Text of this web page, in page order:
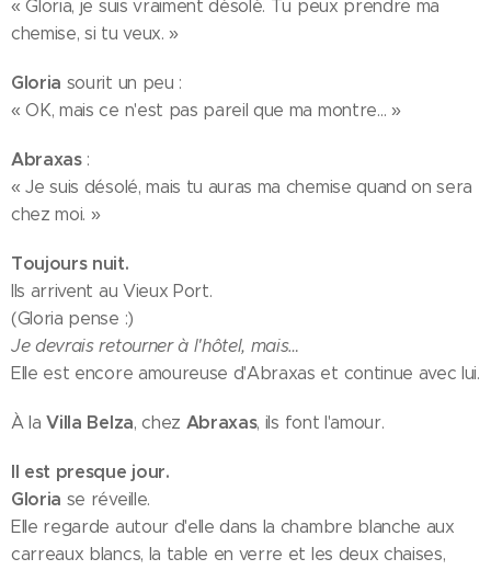
« Gloria, je suis vraiment désolé. Tu peux prendre ma
chemise, si tu veux. »
Gloria sourit un peu :
« OK, mais ce n'est pas pareil que ma montre… »
Abraxas:
« Je suis désolé, mais tu auras ma chemise quand on sera
chez moi. »
Toujours nuit.
Ils arrivent au Vieux Port.
(Gloria pense :)
Je devrais retourner à l'hôtel, mais…
Elle est encore amoureuse d'Abraxas et continue avec lui.
À laVilla Belza, chez Abraxas, ils font l'amour.
Il est presque jour.
Gloria se réveille.
Elle regarde autour d'elle dans la chambre blanche aux
carreaux blancs, la table en verre et les deux chaises,